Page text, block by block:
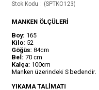
Stok Kodu (SPTKO123)
MANKEN ÖLÇÜLERİ
Boy: 165
Kilo: 52
Göğüs: 84cm
Bel: 70 cm
Kalça: 100cm
Manken üzerindeki S bedendir.
YIKAMA TALİMATI